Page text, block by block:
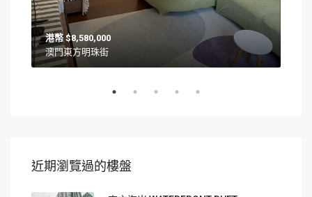
$8,580,000
澳門東方明珠街
近期瀏覽過的樓盤